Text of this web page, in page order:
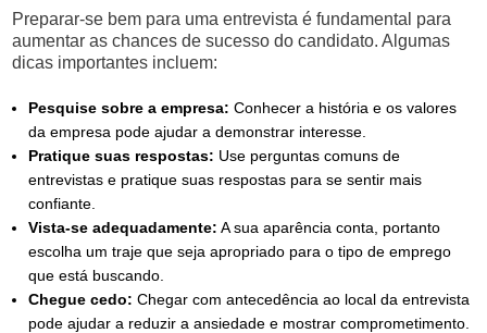
Preparar-se bem para uma entrevista é fundamental para
aumentar as chances de sucesso do candidato. Algumas
dicas importantes incluem:
Pesquise sobre a empresa: Conhecer a história e os valores
da empresa pode ajudar a demonstrar interesse.
Pratique suas respostas: Use perguntas comuns de
entrevistas e pratique suas respostas para se sentir mais
confiante.
Vista-se adequadamente: A sua aparência conta, portanto
escolha um traje que seja apropriado para o tipo de emprego
que está buscando.
Chegue cedo: Chegar com antecedência ao local da entrevista
pode ajudar a reduzir a ansiedade e mostrar comprometimento.